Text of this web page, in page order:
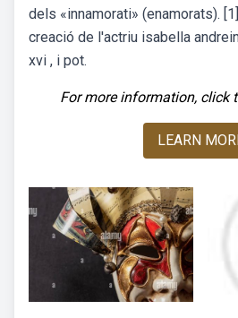
dels «innamorati» (enamorats).
creació de l'actriu isabella
xvi , i pot.
For more information, click
LEARN